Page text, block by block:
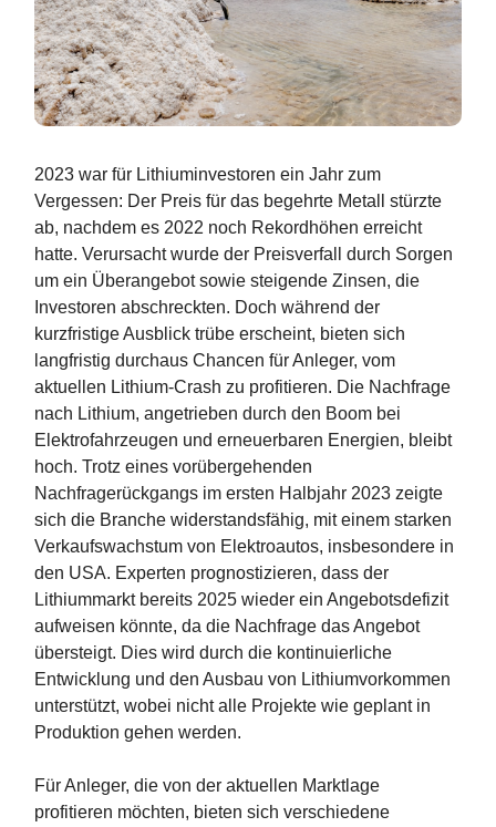
2023 war für Lithiuminvestoren ein Jahr zum
Vergessen: Der Preis für das begehrte Metall stürzte
ab, nachdem es 2022 noch Rekordhöhen erreicht
hatte. Verursacht wurde der Preisverfall durch Sorgen
um ein Überangebot sowie steigende Zinsen, die
Investoren abschreckten. Doch während der
kurzfristige Ausblick trübe erscheint, bieten sich
langfristig durchaus Chancen für Anleger, vom
aktuellen Lithium-Crash zu profitieren. Die Nachfrage
nach Lithium, angetrieben durch den Boom bei
Elektrofahrzeugen und erneuerbaren Energien, bleibt
hoch. Trotz eines vorübergehenden
Nachfragerückgangs im ersten Halbjahr 2023 zeigte
sich die Branche widerstandsfähig, mit einem starken
Verkaufswachstum von Elektroautos, insbesondere in
den USA. Experten prognostizieren, dass der
Lithiummarkt bereits 2025 wieder ein Angebotsdefizit
aufweisen könnte, da die Nachfrage das Angebot
übersteigt. Dies wird durch die kontinuierliche
Entwicklung und den Ausbau von Lithiumvorkommen
unterstützt, wobei nicht alle Projekte wie geplant in
Produktion gehen werden.
Für Anleger, die von der aktuellen Marktlage
profitieren möchten, bieten sich verschiedene